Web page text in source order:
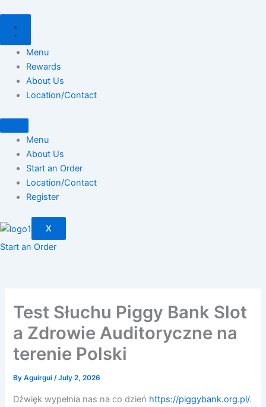
content
Menu
Rewards
About Us
Location/Contact
Menu
About Us
Start an Order
Location/Contact
Register
X
Start an Order
Test Słuchu Piggy Bank Slot
a Zdrowie Auditoryczne na
terenie Polski
ByAguirgui/July 2, 2026
Dźwięk wypełnia nas na co dzień https://piggybank.org.pl/.